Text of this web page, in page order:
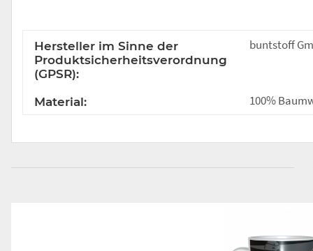
Hersteller im Sinne der
Produktsicherheitsverordnung
(GPSR):
buntstoff
Material: 100%